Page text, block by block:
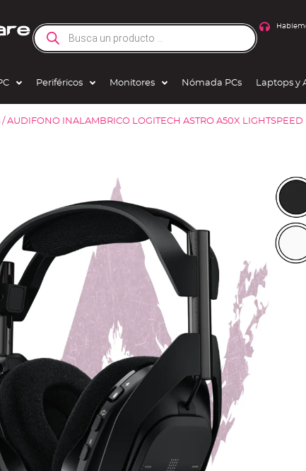
Periféricos Monitores Nómada PCs Laptops y
/ AUDIFONO INALAMBRICO LOGITECH ASTRO A50X LIGHTSPEED